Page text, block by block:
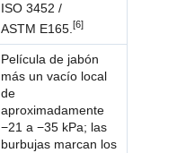
ISO 3452 /
ASTM E165. [6]
Película de jabón
más un vacío local
de
aproximadamente
−21 a −35 kPa; las
burbujas marcan los